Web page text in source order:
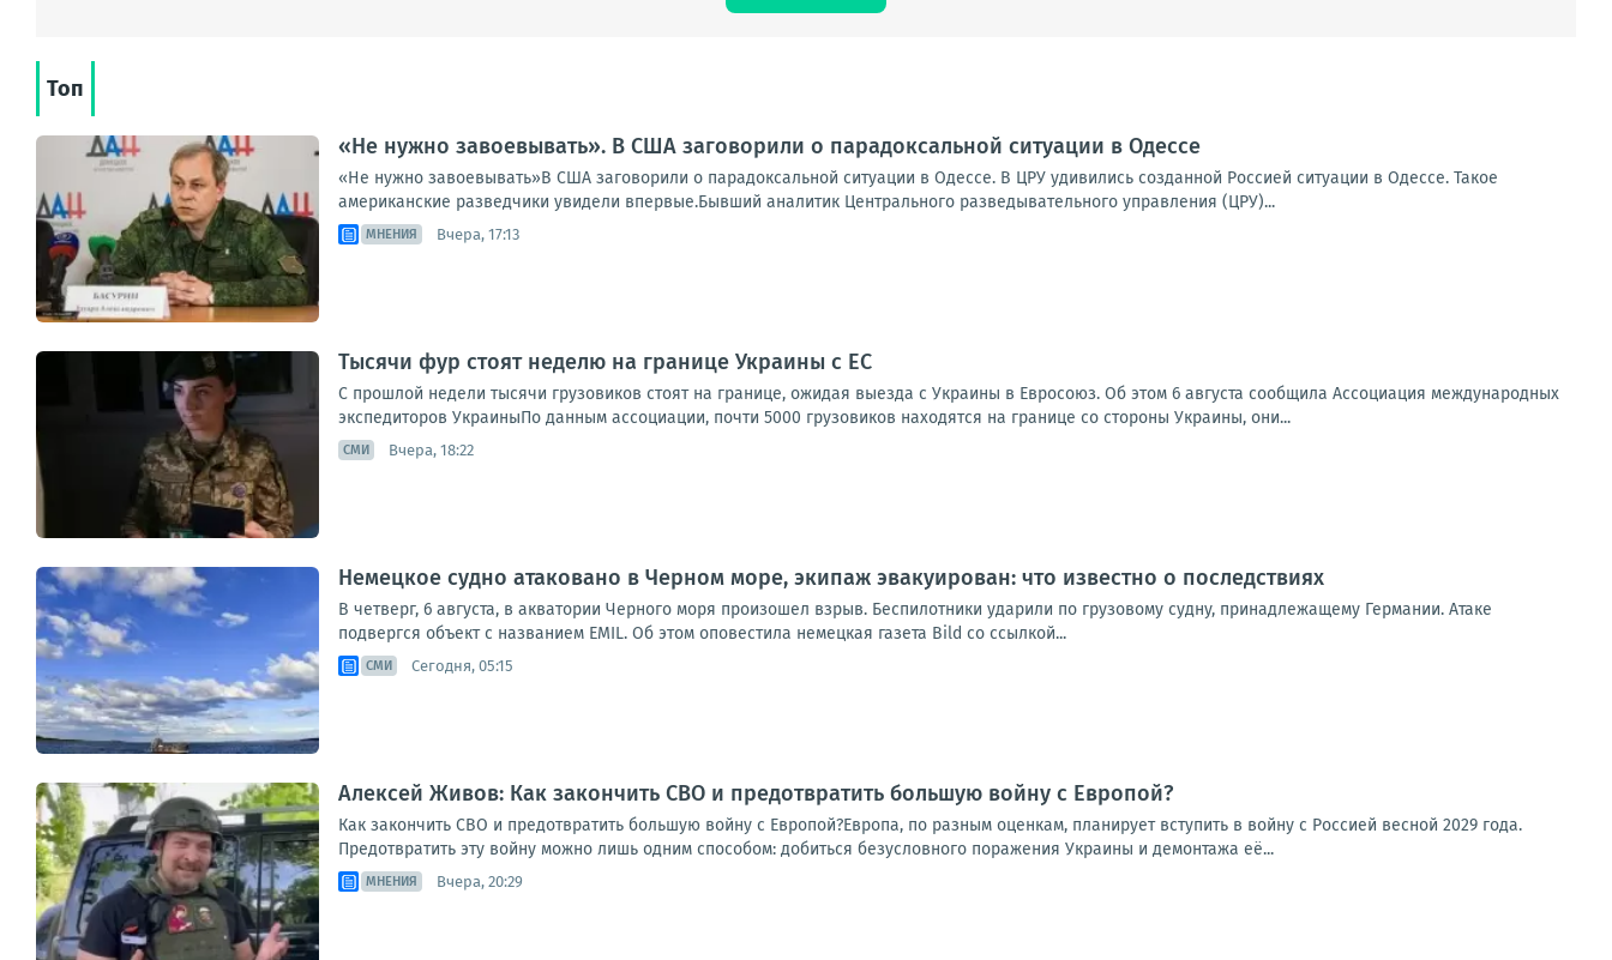
Топ
«Не нужно завоевывать». В США заговорили о парадоксальной ситуации в Одессе
«Не нужно завоевывать»В США заговорили о парадоксальной ситуации в Одессе. В ЦРУ удивились созданной Россией ситуации в Одессе. Такое
американские разведчики увидели впервые.Бывший аналитик Центрального разведывательного управления (ЦРУ)...
МНЕНИЯ Вчера, 17:13
Тысячи фур стоят неделю на границе Украины с ЕС
С прошлой недели тысячи грузовиков стоят на границе, ожидая выезда с Украины в Евросоюз. Об этом 6 августа сообщила Ассоциация международных
экспедиторов УкраиныПо данным ассоциации, почти 5000 грузовиков находятся на границе со стороны Украины, они...
СМИ Вчера, 18:22
Немецкое судно атаковано в Черном море, экипаж эвакуирован: что известно о последствиях
В четверг, 6 августа, в акватории Черного моря произошел взрыв. Беспилотники ударили по грузовому судну, принадлежащему Германии. Атаке
подвергся объект с названием EMIL. Об этом оповестила немецкая газета Bild со ссылкой...
СМИ Сегодня, 05:15
Алексей Живов: Как закончить СВО и предотвратить большую войну с Европой?
Как закончить СВО и предотвратить большую войну с Европой?Европа, по разным оценкам, планирует вступить в войну с Россией весной 2029 года.
Предотвратить эту войну можно лишь одним способом: добиться безусловного поражения Украины и демонтажа её...
МНЕНИЯ Вчера, 20:29